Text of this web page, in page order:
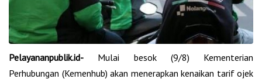
Pelayananpublik.id- Mulai besok (9/8) Kementerian
Perhubungan (Kemenhub) akan menerapkan kenaikan tarif ojek